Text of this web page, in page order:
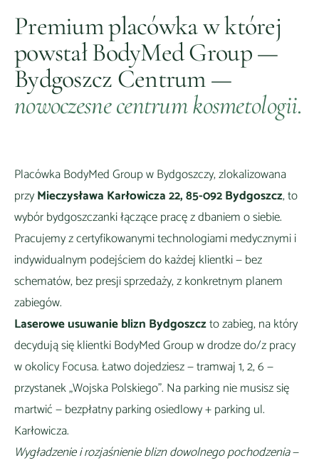
Premium placówka w której
powstał BodyMed Group —
Bydgoszcz Centrum—
nowoczesne centrum kosmetologii.
Placówka BodyMed Group wBydgoszczy, zlokalizowana
przyMieczysława Karłowicza 22, 85-092 Bydgoszcz, to
wybórbydgoszczanki łączące pracę z dbaniem o siebie.
Pracujemy z certyfikowanymi technologiami medycznymi i
indywidualnym podejściem do każdej klientki — bez
schematów, bez presji sprzedaży, z konkretnym planem
zabiegów.
Laserowe usuwanie blizn Bydgoszczto zabieg, na który
decydują się klientki BodyMed Groupw drodze do/z pracy
w okolicy Focusa. Łatwo dojedziesz —tramwaj 1, 2, 6 —
przystanek „Wojska Polskiego". Na parking nie musisz się
martwić —bezpłatny parking osiedlowy + parking ul.
Karłowicza.
Wygładzenie i rozjaśnienie blizn dowolnego pochodzenia—